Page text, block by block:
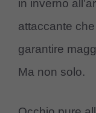
in inverno
attaccante
garantire
Ma non solo.